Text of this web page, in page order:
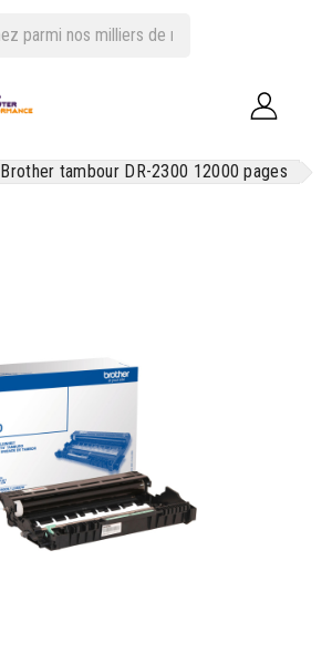
Brother tambour DR-2300 12000 pages